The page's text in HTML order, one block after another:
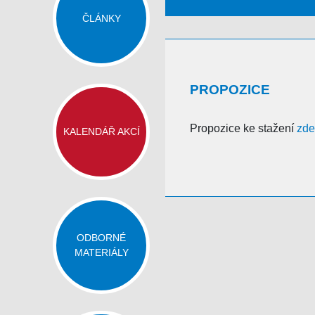
ČLÁNKY
KALENDÁŘ AKCÍ
ODBORNÉ
MATERIÁLY
PROPOZICE
Propozice ke staženízde